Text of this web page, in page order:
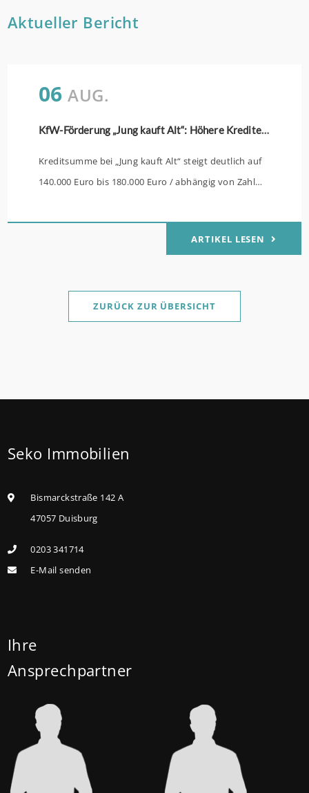
Aktueller Bericht
06 AUG.
KfW-Förderung „Jung kauft Alt“: Höhere Kredite ab August 2026
Kreditsumme bei „Jung kauft Alt“ steigt deutlich auf
140.000 Euro bis 180.000 Euro / abhängig von Zahl
verbilligt: Heutiger Zins bei 0,53 Prozent effektiv bei
35 Jahren Laufzeit und 10 Jahren Zinsbindung
Sanierung in Einzelmaßnahmen ab sofort möglich
kaufen, die sie selbst bewohnen und sanieren,
höheren Kreditbetrag bei der KfW beantragen. Für
Familien mit einem Kind steigt der
Euro, für Familien mit zwei Kindern auf 160.000 Euro
(vorher: 125.000 Euro) und für Familien mit drei und
Heute liegt der Zinssatz für ein Darlehen mit 35
Prozent effektiv. (mehr …)
ARTIKEL LESEN
ZURÜCK ZUR ÜBERSICHT
Seko Immobilien
Bismarckstraße 142 A
47057 Duisburg
0203 341714
E-Mail senden
Ihre
Ansprechpartner